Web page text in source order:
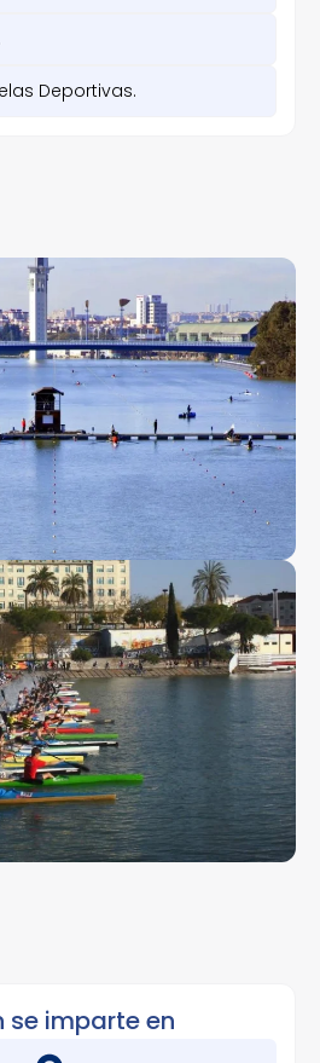
Deportivas.
se imparte en